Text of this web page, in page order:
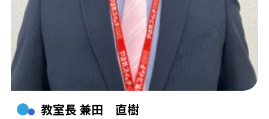
教室長 兼田 直樹